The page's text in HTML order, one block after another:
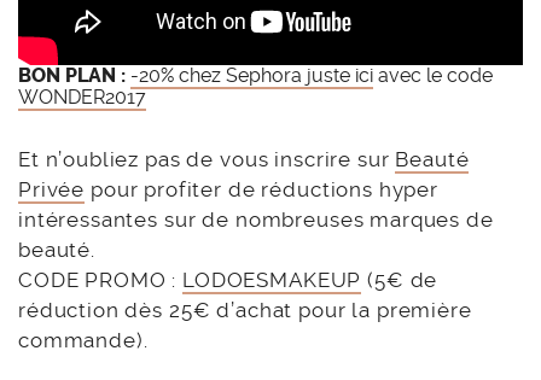
BON PLAN : -20% chez Sephora juste ici avec le code
WONDER2017
Et n’oubliez pas de vous inscrire sur Beauté
Privée pour profiter de réductions hyper
intéressantes sur de nombreuses marques de
beauté.
CODE PROMO : LODOESMAKEUP (5€ de
réduction dès 25€ d’achat pour la première
commande).